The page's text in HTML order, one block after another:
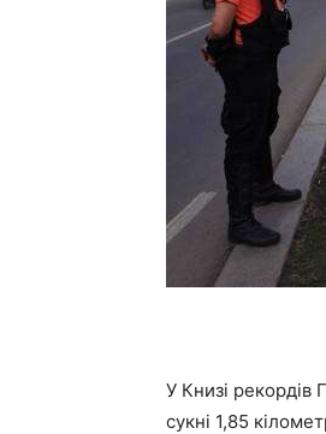
У Книзі рекордів
сукні 1,85